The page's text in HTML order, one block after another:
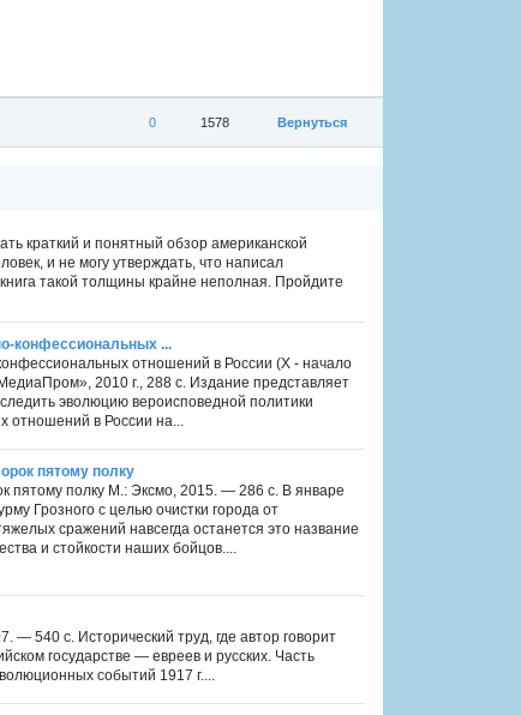
Вернуться
1578
0
краткий и понятный обзор американской
и не могу утверждать, что написал
такой толщины крайне неполная. Пройдите
конфессиональных ...
отношений в России (X - начало
2010 г., 288 с. Издание представляет
эволюцию вероисповедной политики
отношений в России на...
пятому полку
пятому полку М.: Эксмо, 2015. — 286 с. В январе
Грозного с целью очистки города от
сражений навсегда останется это название
и стойкости наших бойцов....
540 с. Исторический труд, где автор говорит
государстве — евреев и русских. Часть
событий 1917 г....